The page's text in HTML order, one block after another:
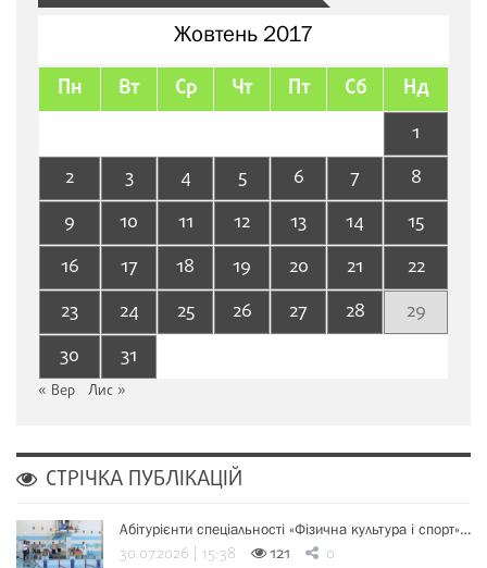
Жовтень 2017
Пн Вт Ср Чт Пт Сб Нд
1
2
3 4 5 6 7
8
9
10 11 12 13 14
15
16
17 18 19 20 21
22
23
24 25 26 27 28
29
30
31
« Вер Лис »
СТРІЧКА ПУБЛІКАЦІЙ
Абітурієнти спеціальності «Фізична культура і спорт»…
30.07.2026 | 15:38 121 0